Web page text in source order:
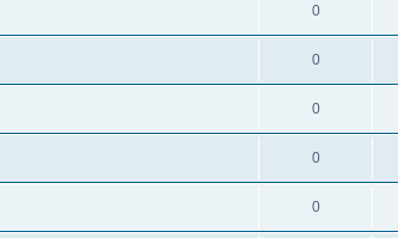
0
0
0
0
0